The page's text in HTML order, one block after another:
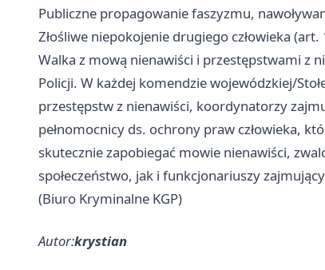
Publiczne propagowanie faszyzmu,
Złośliwe niepokojenie drugiego człowieka (art.
Walka z mową nienawiści i przestępstwami z
Policji. W każdej komendzie wojewódzkiej/
przestępstw z nienawiści, koordynatorzy
pełnomocnicy ds. ochrony praw człowieka,
skutecznie zapobiegać mowie nienawiści,
społeczeństwo, jak i funkcjonariuszy
(Biuro Kryminalne KGP)
Autor:krystian